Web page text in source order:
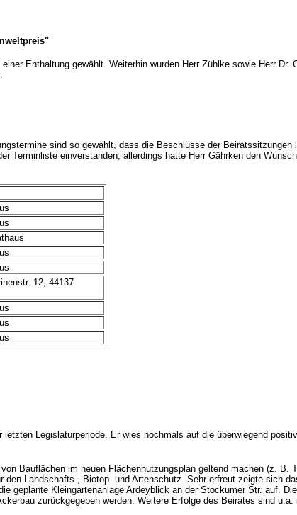
Enthaltung gewählt. Weiterhin wurden Herr Zühlke sowie Herr
sind so gewählt, dass die Beschlüsse der
Terminliste einverstanden; allerdings hatte Herr Gährken den
12, 44137
Legislaturperiode. Er wies nochmals auf die überwiegend
Bauflächen im neuen Flächennutzungsplan geltend machen (z.
Landschafts-, Biotop- und Artenschutz. Sehr erfreut zeigte sich
geplante Kleingartenanlage Ardeyblick an der Stockumer Str. auf.
zurückgegeben werden. Weitere Erfolge des Beirates sind